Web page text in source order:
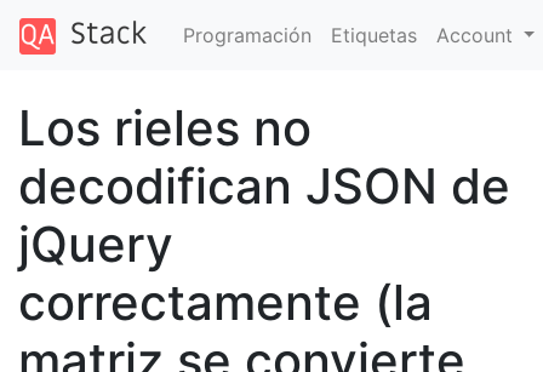
Programación Etiquetas Account
Los rieles no
decodifican JSON de
jQuery
correctamente (la
matriz se convierte